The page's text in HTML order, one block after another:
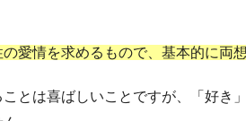
愛情を求めるもので、基本的に両
ことは喜ばしいことですが、「好き